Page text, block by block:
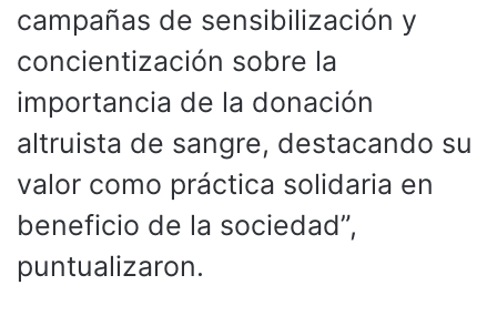
campañas de sensibilización y
concientización sobre la
importancia de la donación
altruista de sangre, destacando su
valor como práctica solidaria en
beneficio de la sociedad”,
puntualizaron.